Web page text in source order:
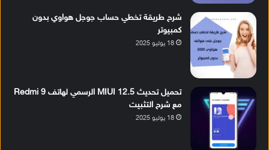
شرح طريقة تخطي حساب جوجل هواوي بدون
كمبيوتر
18 يوليو 2025
تحميل تحديث MIUI 12.5 الرسمي لهاتف Redmi 9
مع شرح التثبيت
18 يوليو 2025